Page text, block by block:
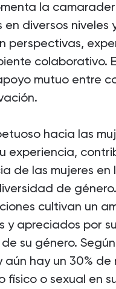
la
en diversos
perspectivas,
colaborativo.
mutuo entre
hacia las
experiencia,
de las mujeres
de
cultivan un
y apreciados por
su género.
hay un 30%
físico o sexual en